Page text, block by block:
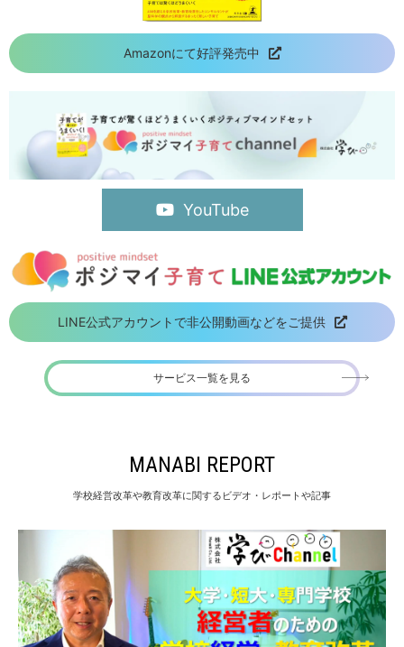
Amazonにて好評発売中
YouTube
LINE公式アカウントで非公開動画などをご提供
サービス一覧を見る
MANABI REPORT
学校経営改革や教育改革に関するビデオ・レポートや記事